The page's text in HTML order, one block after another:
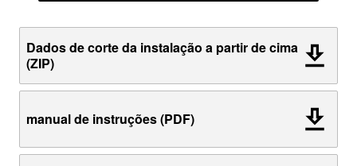
Dados de corte da instalação a partir de cima
(ZIP)
manual de instruções (PDF)